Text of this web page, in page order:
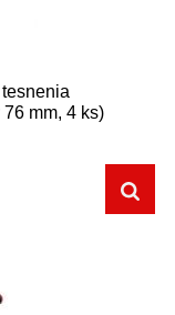
mm, 4 ks)